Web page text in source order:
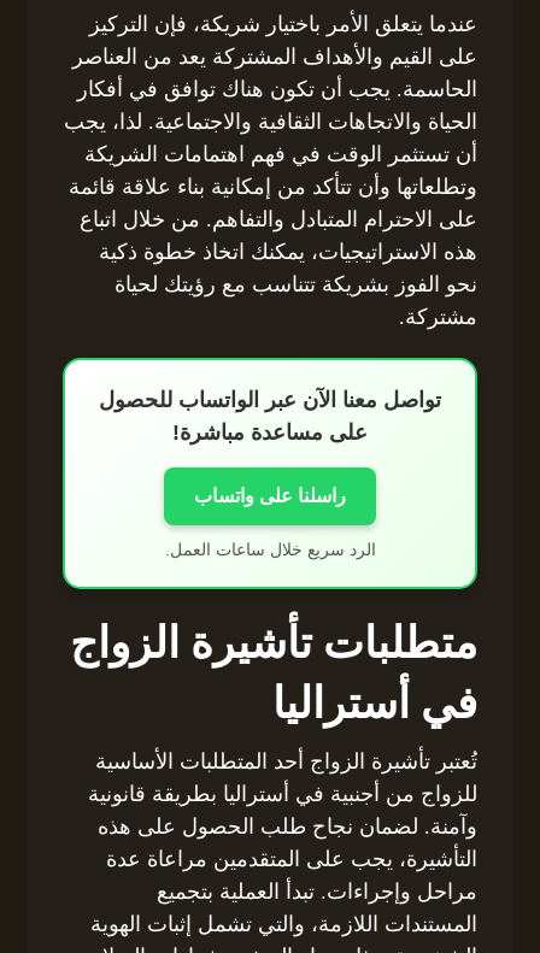
عندما يتعلق الأمر باختيار شريكة، فإن التركيز
على القيم والأهداف المشتركة يعد من العناصر
الحاسمة. يجب أن تكون هناك توافق في أفكار
الحياة والاتجاهات الثقافية والاجتماعية. لذا، يجب
أن تستثمر الوقت في فهم اهتمامات الشريكة
وتطلعاتها وأن تتأكد من إمكانية بناء علاقة قائمة
على الاحترام المتبادل والتفاهم. من خلال اتباع
هذه الاستراتيجيات، يمكنك اتخاذ خطوة ذكية
نحو الفوز بشريكة تتناسب مع رؤيتك لحياة
مشتركة.
تواصل معنا الآن عبر الواتساب للحصول
على مساعدة مباشرة!
راسلنا على واتساب
الرد سريع خلال ساعات العمل.
متطلبات تأشيرة الزواج
في أستراليا
تُعتبر تأشيرة الزواج أحد المتطلبات الأساسية
للزواج من أجنبية في أستراليا بطريقة قانونية
وآمنة. لضمان نجاح طلب الحصول على هذه
التأشيرة، يجب على المتقدمين مراعاة عدة
مراحل وإجراءات. تبدأ العملية بتجميع
المستندات اللازمة، والتي تشمل إثبات الهوية